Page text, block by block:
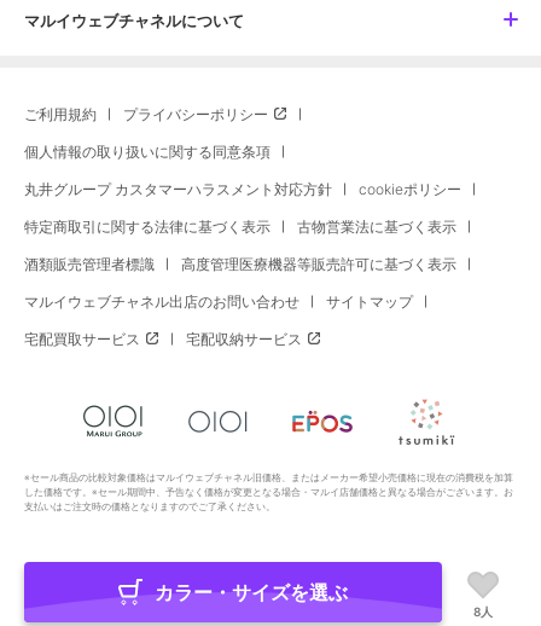
マルイウェブチャネルについて
ご利用規約 プライバシーポリシー
個人情報の取り扱いに関する同意条項
丸井グループ カスタマーハラスメント対応方針 cookieポリシー
特定商取引に関する法律に基づく表示 古物営業法に基づく表示
酒類販売管理者標識 高度管理医療機器等販売許可に基づく表示
マルイウェブチャネル出店のお問い合わせ サイトマップ
宅配買取サービス 宅配収納サービス
※セール商品の比較対象価格はマルイウェブチャネル旧価格、またはメーカー希望小売価格に現在の消費税を加算
した価格です。※セール期間中、予告なく価格が変更となる場合・マルイ店舗価格と異なる場合がございます。お
支払いはご注文時の価格となりますのでご了承ください。
Copyright All Rights Reserved. MARUI Co., Ltd
カラー・サイズを選ぶ
8人